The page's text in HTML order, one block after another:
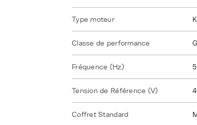
Type moteur
Classe de performance
Fréquence (Hz)
Tension de Référence (V)
Coffret Standard